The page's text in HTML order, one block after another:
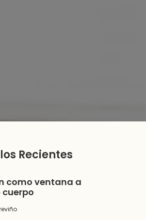
Recientes
como ventana a